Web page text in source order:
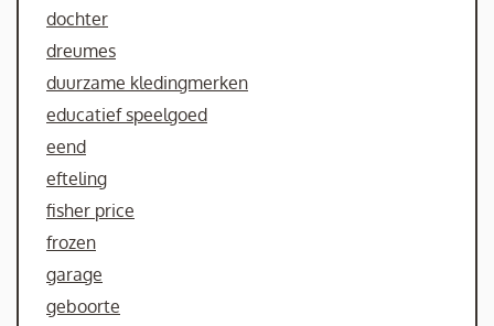
dochter
dreumes
duurzame kledingmerken
educatief speelgoed
eend
efteling
fisher price
frozen
garage
geboorte